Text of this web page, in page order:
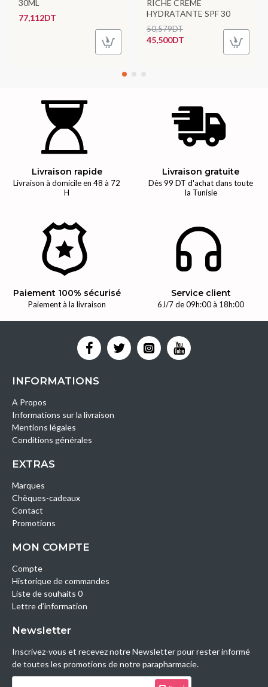
30ML
77,112DT
RICHE CREME
HYDRATANTE SPF 30
45,500DT
50,579DT
Livraison rapide
Livraison à domicile en 48 à 72
H
Livraison gratuite
Dès 99 DT d'achat dans toute
la Tunisie
Paiement 100% sécurisé
Paiement à la livraison
Service client
6J/7 de 09h:00 à 18h:00
INFORMATIONS
A Propos
Informations sur la livraison
Mentions légales
Conditions générales
EXTRAS
Marques
Chèques-cadeaux
Contact
Promotions
MON COMPTE
Compte
Historique de commandes
Liste de souhaits 0
Lettre d’information
Newsletter
Inscrivez-vous et recevez notre Newsletter pour rester informé
de toutes les promotions de notre parapharmacie.